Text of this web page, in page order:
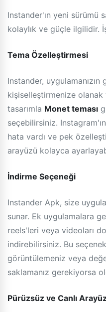
Instander'ın yeni sürümü
kolaylık ve güçle ilgilidir.
Tema Özelleştirmesi
Instander,
kişiselleştirmenize olanak
tasarımla Monet teması
seçebilirsiniz.
hata vardı ve pek
arayüzü kolayca
İndirme Seçeneği
Instander Apk, size
sunar. Ek uygulamalara
reels'leri veya videoları
indirebilirsiniz. Bu
görüntülemeniz veya
saklamanız gerekiyorsa
Pürüzsüz ve Canlı